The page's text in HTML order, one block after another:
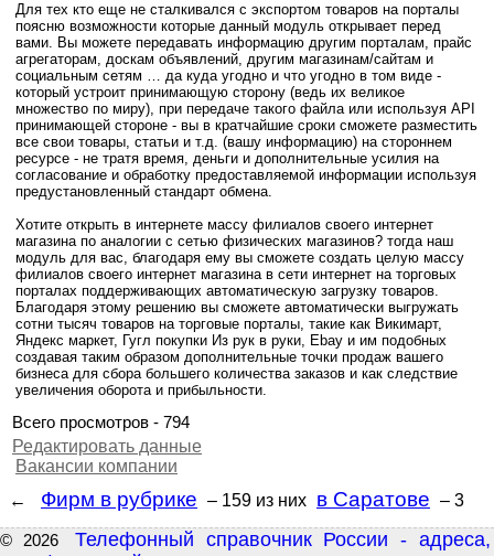
Для тех кто еще не сталкивался с экспортом товаров на порталы
поясню возможности которые данный модуль открывает перед
вами. Вы можете передавать информацию другим порталам, прайс
агрегаторам, доскам объявлений, другим магазинам/сайтам и
социальным сетям … да куда угодно и что угодно в том виде -
который устроит принимающую сторону (ведь их великое
множество по миру), при передаче такого файла или используя API
принимающей стороне - вы в кратчайшие сроки сможете разместить
все свои товары, статьи и т.д. (вашу информацию) на стороннем
ресурсе - не тратя время, деньги и дополнительные усилия на
согласование и обработку предоставляемой информации используя
предустановленный стандарт обмена.
Хотите открыть в интернете массу филиалов своего интернет
магазина по аналогии с сетью физических магазинов? тогда наш
модуль для вас, благодаря ему вы сможете создать целую массу
филиалов своего интернет магазина в сети интернет на торговых
порталах поддерживающих автоматическую загрузку товаров.
Благодаря этому решению вы сможете автоматически выгружать
сотни тысяч товаров на торговые порталы, такие как Викимарт,
Яндекс маркет, Гугл покупки Из рук в руки, Ebay и им подобных
создавая таким образом дополнительные точки продаж вашего
бизнеса для сбора большего количества заказов и как следствие
увеличения оборота и прибыльности.
Всего просмотров - 794
Редактировать данные
Вакансии компании
←
Фирм в рубрике – 159 из них в Саратове – 3
© 2026
Телефонный справочник России - адреса,